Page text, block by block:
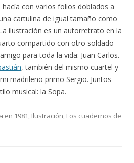
con varios folios doblados a
cartulina de igual tamaño como
ilustración es un autorretrato en la
compartido con otro soldado
para toda la vida: Juan Carlos.
, también del mismo cuartel y
madrileño primo Sergio. Juntos
musical: la Sopa.
en 1981, Ilustración, Los cuadernos de